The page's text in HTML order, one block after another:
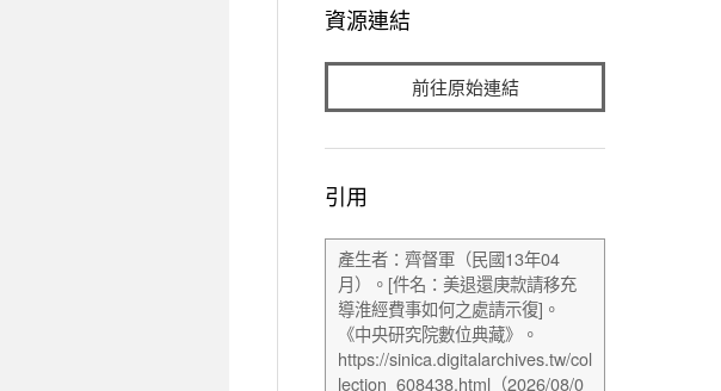
資源連結
前往原始連結
引用